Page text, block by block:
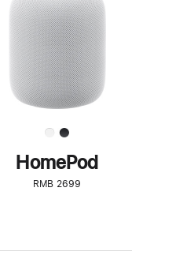
了
解
HomePod<
HomePod
RMB 2699